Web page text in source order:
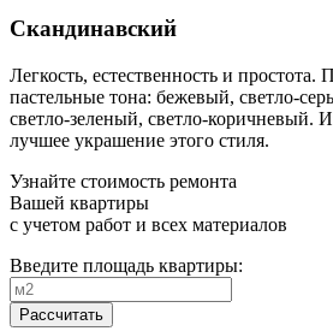
Скандинавский
Легкость, естественность и простота.
пастельные тона: бежевый, светло-
светло-зеленый, светло-коричневый.
лучшее украшение этого стиля.
Узнайте стоимость ремонта
Вашей квартиры
с учетом работ и всех материалов
Введите площадь квартиры:
Рассчитать